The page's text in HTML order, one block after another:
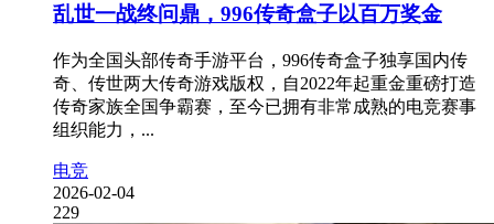
乱世一战终问鼎，996传奇盒子以百万奖金
作为全国头部传奇手游平台，996传奇盒子独享国内传
奇、传世两大传奇游戏版权，自2022年起重金重磅打造
传奇家族全国争霸赛，至今已拥有非常成熟的电竞赛事
组织能力，...
电竞
2026-02-04
229